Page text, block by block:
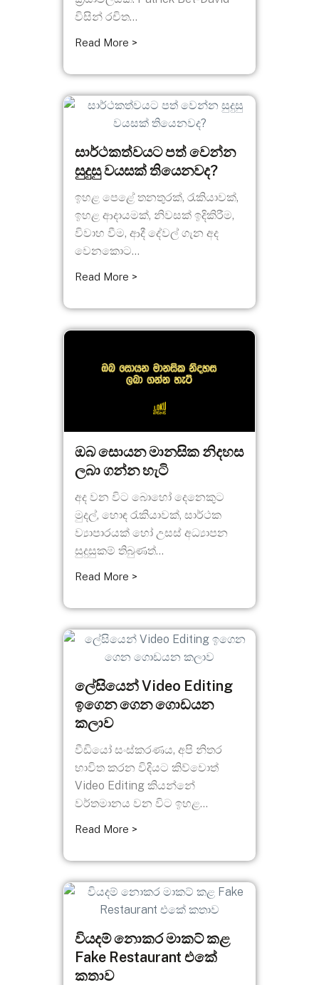
විසින් රචිත...
Read More >
සාර්ථකත්වයට පත් වෙන්න
සුදුසු වයසක් තියෙනවද?
ඉහළ පෙළේ තනතුරක්, රැකියාවක්,
ඉහළ ආදායමක්, නිවසක් ඉදිකිරීම,
විවාහ වීම, ආදී දේවල් ගැන අද
වෙනකොට...
Read More >
ඔබ සොයන මානසික නිදහස
ලබා ගන්න හැටි
අද වන විට බොහෝ දෙනෙකුට
මුදල්, හොඳ රැකියාවක්, සාර්ථක
ව්‍යාපාරයක් හෝ උසස් අධ්‍යාපන
සුදුසුකම් තිබුණත්...
Read More >
ලේසියෙන් Video Editing
ඉගෙන ගෙන ගොඩයන
කලාව
වීඩියෝ සංස්කරණය, අපි නිතර
භාවිත කරන විදියට කිව්වොත්
Video Editing කියන්නේ
වර්තමානය වන විට ඉහළ...
Read More >
වියදම් නොකර මාකට් කළ
Fake Restaurant එකේ
කතාව